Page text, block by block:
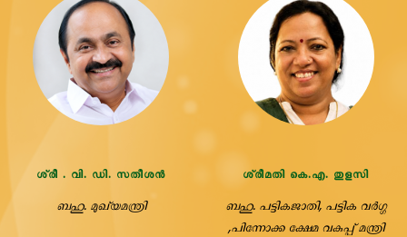
ശ്രീ . വി. ഡി. സതീശൻ
ബഹു. മുഖ്യമന്ത്രി
ശ്രീമതി കെ.എ. തുളസി
ബഹു. പട്ടികജാതി, പട്ടിക വർഗ്ഗ
,പിന്നോക്ക ക്ഷേമ വകുപ്പ് മന്ത്രി